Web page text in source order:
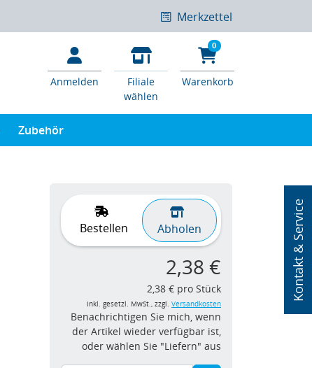
Kontakt & Service
Merkzettel
Anmelden
Filiale
wählen
0
Warenkorb
Zubehör
Bestellen Abholen
2,38 €
2,38 € pro Stück
inkl. gesetzl. MwSt., zzgl. Versandkosten
Benachrichtigen Sie mich, wenn
der Artikel wieder verfügbar ist,
oder wählen Sie "Liefern" aus